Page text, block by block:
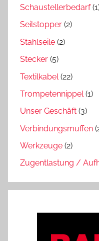
Schaustellerbedarf
Seilstopper (2)
Stahlseile (2)
Stecker (5)
Textilkabel (22)
Trompetennippel(1)
Unser Geschäft (3)
Verbindungsmuffen
Werkzeuge (2)
Zugentlastung /